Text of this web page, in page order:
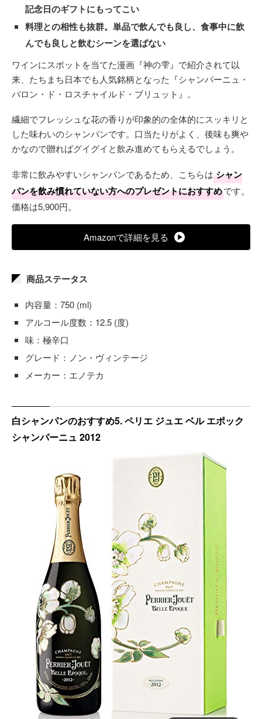
記念日のギフトにもってこい
料理との相性も抜群。単品で飲んでも良し、食事中に飲
んでも良しと飲むシーンを選ばない
ワインにスポットを当てた漫画『神の雫』で紹介されて以
来、たちまち日本でも人気銘柄となった『シャンパーニュ・
バロン・ド・ロスチャイルド・ブリュット』。
繊細でフレッシュな花の香りが印象的の全体的にスッキリと
した味わいのシャンパンです。口当たりがよく、後味も爽や
かなので贈ればグイグイと飲み進めてもらえるでしょう。
非常に飲みやすいシャンパンであるため、こちらは シャン
パンを飲み慣れていない方へのプレゼントにおすすめです。
価格は5,900円。
Amazonで詳細を見る
商品ステータス
内容量：750 (ml)
アルコール度数：12.5 (度)
味：極辛口
グレード：ノン・ヴィンテージ
メーカー：エノテカ
白シャンパンのおすすめ5. ペリエ ジュエ ベル エポック
シャンパーニュ 2012